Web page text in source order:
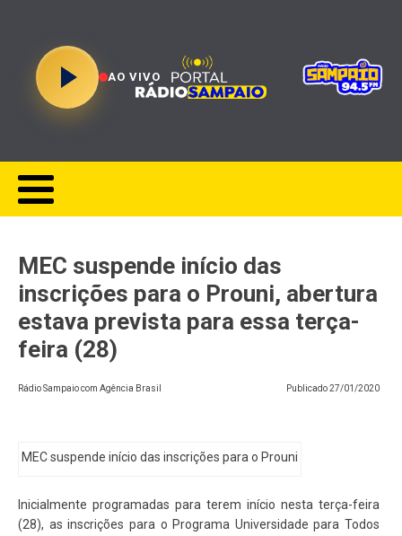
AO VIVO
MEC suspende início das
inscrições para o Prouni, abertura
estava prevista para essa terça-
feira (28)
Rádio Sampaio com Agência Brasil Publicado27/01/2020
MEC suspende início das inscrições para o Prouni
Inicialmente programadas para terem início nesta terça-feira
(28), as inscrições para o Programa Universidade para Todos